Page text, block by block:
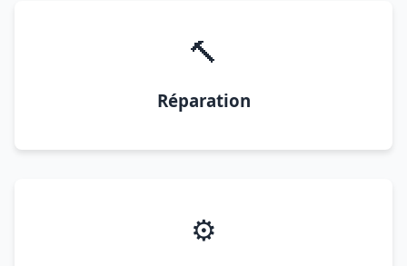
🔨
Réparation
⚙️